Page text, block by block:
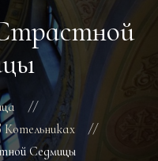
ТРЕБЫ
Седмицы